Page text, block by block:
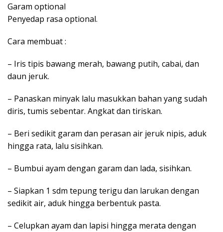
Garam optional
Penyedap rasa optional.
Cara membuat :
– Iris tipis bawang merah, bawang putih, cabai, dan
daun jeruk.
– Panaskan minyak lalu masukkan bahan yang sudah
diris, tumis sebentar. Angkat dan tiriskan.
– Beri sedikit garam dan perasan air jeruk nipis, aduk
hingga rata, lalu sisihkan.
– Bumbui ayam dengan garam dan lada, sisihkan.
– Siapkan 1 sdm tepung terigu dan larukan dengan
sedikit air, aduk hingga berbentuk pasta.
– Celupkan ayam dan lapisi hingga merata dengan